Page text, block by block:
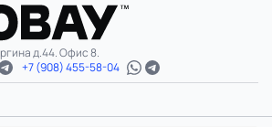
д.44. Офис 8.
+7 (908) 455-58-04